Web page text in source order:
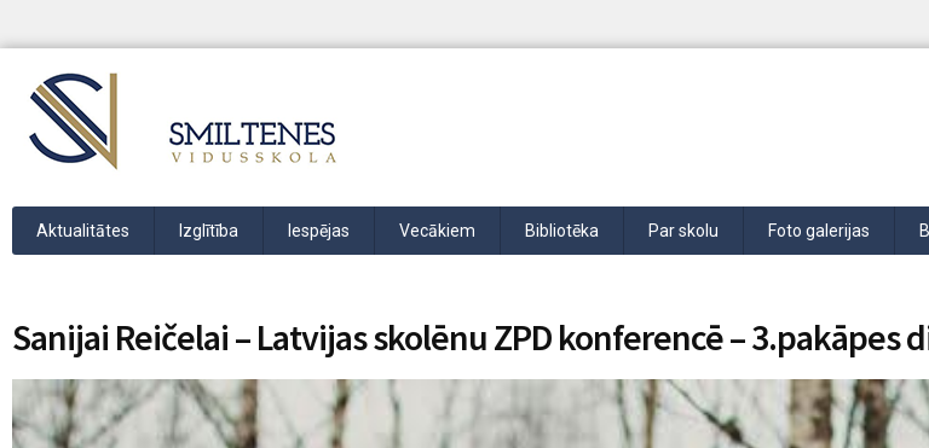
Aktualitātes Izglītība Iespējas Vecākiem Bibliotēka Par skolu Foto galerijas
Sanijai Reičelai – Latvijas skolēnu ZPD konferencē – 3.pakāpes